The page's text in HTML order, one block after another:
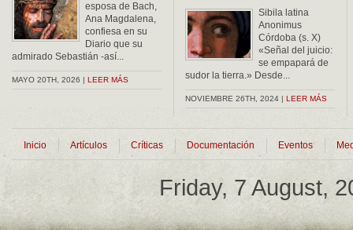
esposa de Bach,
Ana Magdalena,
confiesa en su
Diario que su
admirado Sebastián -así...
MAYO 20TH, 2026 | LEER MÁS
Sibila latina
Anonimus
Córdoba (s. X)
«Señal del juicio:
se empapará de
sudor la tierra.» Desde...
NOVIEMBRE 26TH, 2024 | LEER MÁS
Inicio Artículos Críticas Documentación Eventos
Friday, 7 August,